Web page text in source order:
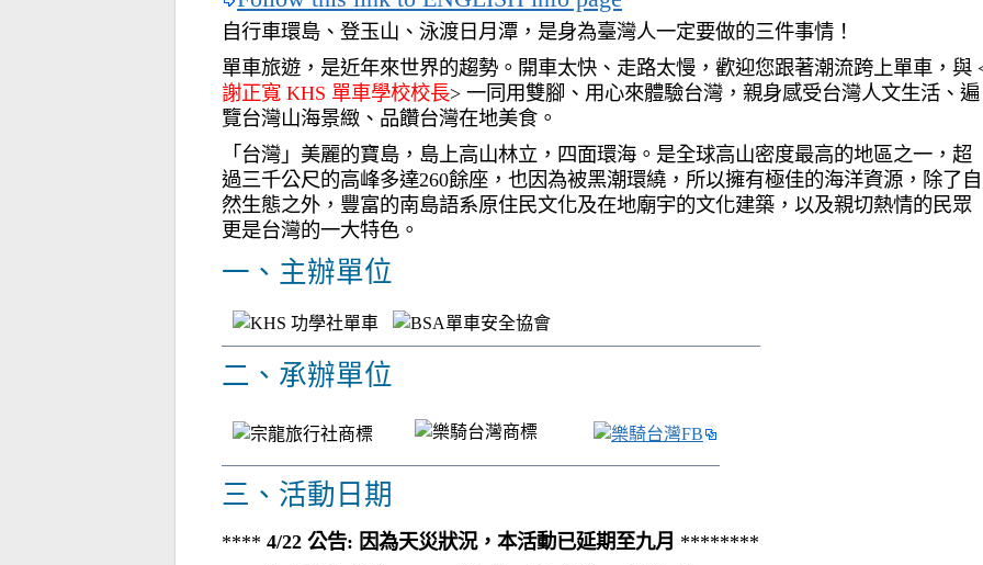
自行車環島、登玉山、泳渡日月潭，是身為臺灣人一定要做的三件事情！
單車旅遊，是近年來世界的趨勢。開車太快、走路太慢，歡迎您跟著潮流跨上單車，與
謝正寬 KHS 單車學校校長> 一同用雙腳、用心來體驗台灣，親身感受台灣人文生活、遍
覽台灣山海景緻、品饡台灣在地美食。
「台灣」美麗的寶島，島上高山林立，四面環海。是全球高山密度最高的地區之一，超
過三千公尺的高峰多達260餘座，也因為被黑潮環繞，所以擁有極佳的海洋資源，除了自
然生態之外，豐富的南島語系原住民文化及在地廟宇的文化建築，以及親切熱情的民眾
更是台灣的一大特色。
一、主辦單位
二、承辦單位
三、活動日期
**** 4/22 公告: 因為天災狀況，本活動已延期至九月 ********